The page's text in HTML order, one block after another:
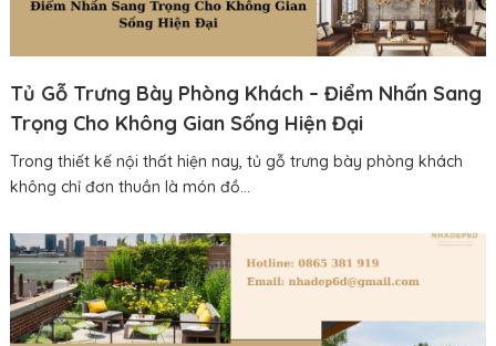
Tủ Gỗ Trưng Bày Phòng Khách – Điểm Nhấn Sang
Trọng Cho Không Gian Sống Hiện Đại
Trong thiết kế nội thất hiện nay, tủ gỗ trưng bày phòng khách
không chỉ đơn thuần là món đồ...